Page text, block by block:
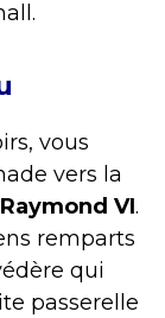
vous
vers la
VI.
remparts
qui
passerelle